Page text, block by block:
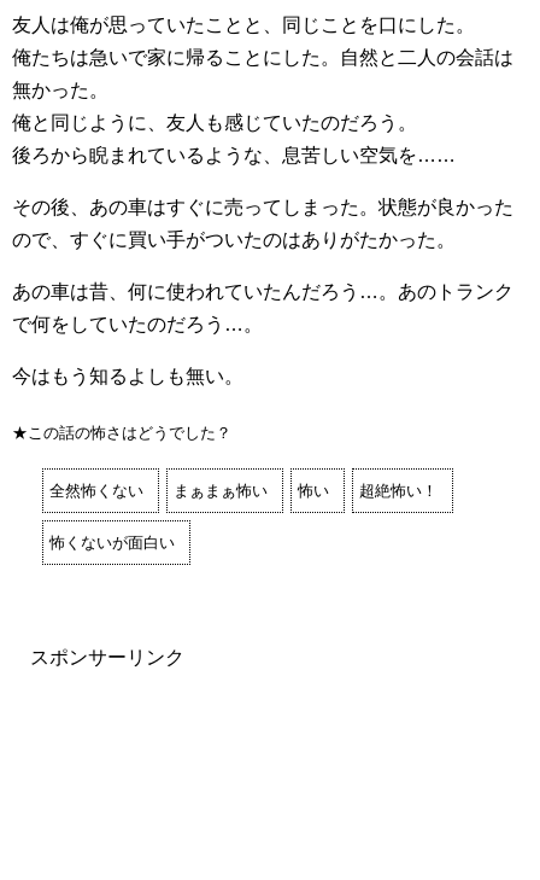
友人は俺が思っていたことと、同じことを口にした。
俺たちは急いで家に帰ることにした。自然と二人の会話は
無かった。
俺と同じように、友人も感じていたのだろう。
後ろから睨まれているような、息苦しい空気を……
その後、あの車はすぐに売ってしまった。状態が良かった
ので、すぐに買い手がついたのはありがたかった。
あの車は昔、何に使われていたんだろう…。あのトランク
で何をしていたのだろう…。
今はもう知るよしも無い。
★この話の怖さはどうでした？
全然怖くない まぁまぁ怖い 怖い 超絶怖い！
怖くないが面白い
スポンサーリンク